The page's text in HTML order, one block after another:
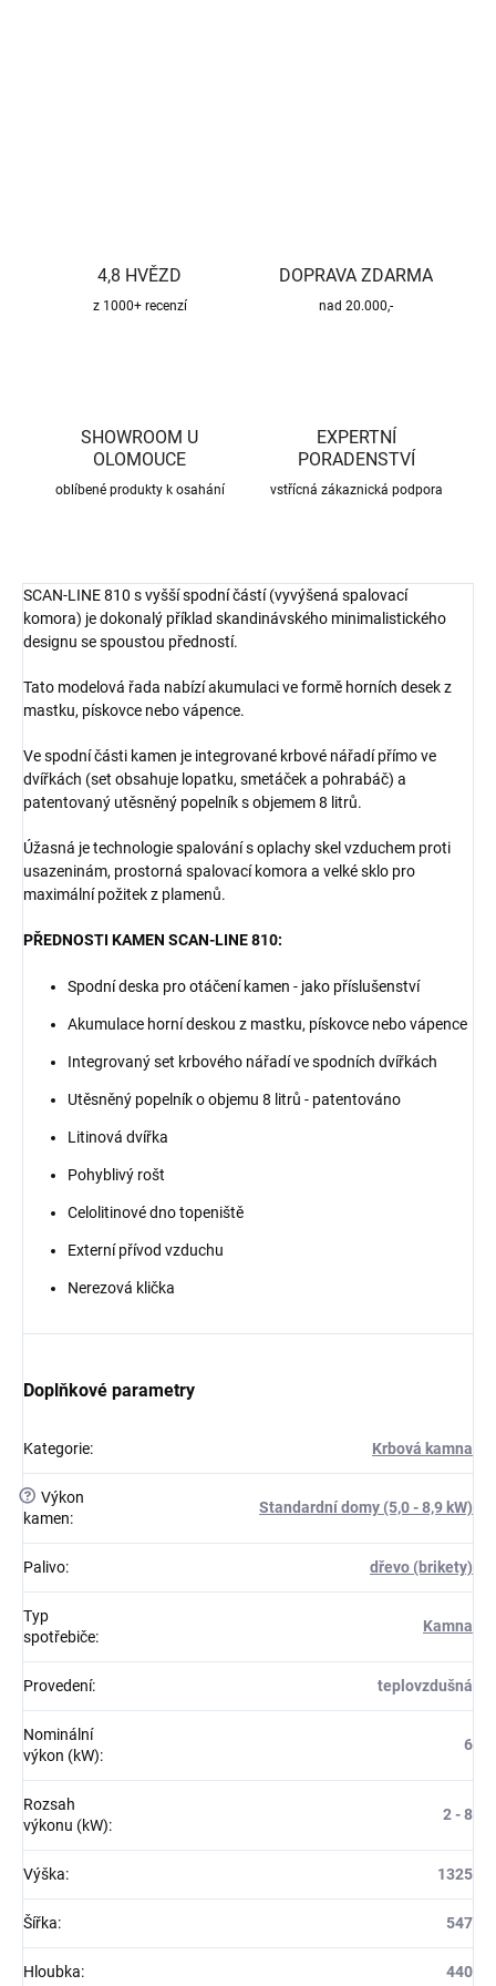
4,8 HVĚZD
z 1000+ recenzí
DOPRAVA ZDARMA
nad 20.000,-
SHOWROOM U
OLOMOUCE
oblíbené produkty k osahání
EXPERTNÍ
PORADENSTVÍ
vstřícná zákaznická podpora
SCAN-LINE 810 s vyšší spodní částí (vyvýšená spalovací
komora) je dokonalý příklad skandinávského minimalistického
designu se spoustou předností.
Tato modelová řada nabízí akumulaci ve formě horních desek z
mastku, pískovce nebo vápence.
Ve spodní části kamen je integrované krbové nářadí přímo ve
dvířkách (set obsahuje lopatku, smetáček a pohrabáč) a
patentovaný utěsněný popelník s objemem 8 litrů.
Úžasná je technologie spalování s oplachy skel vzduchem proti
usazeninám, prostorná spalovací komora a velké sklo pro
maximální požitek z plamenů.
PŘEDNOSTI KAMEN SCAN-LINE 810:
Spodní deska pro otáčení kamen - jako příslušenství
Akumulace horní deskou z mastku, pískovce nebo vápence
Integrovaný set krbového nářadí ve spodních dvířkách
Utěsněný popelník o objemu 8 litrů - patentováno
Litinová dvířka
Pohyblivý rošt
Celolitinové dno topeniště
Externí přívod vzduchu
Nerezová klička
Doplňkové parametry
Kategorie: Krbová kamna
? Výkon
kamen:
Standardní domy (5,0 - 8,9 kW)
Palivo: dřevo (brikety)
Typ
spotřebiče:
Kamna
Provedení: teplovzdušná
Nominální
výkon (kW):
6
Rozsah
výkonu (kW):
2 - 8
Výška: 1325
Šířka: 547
Hloubka: 440